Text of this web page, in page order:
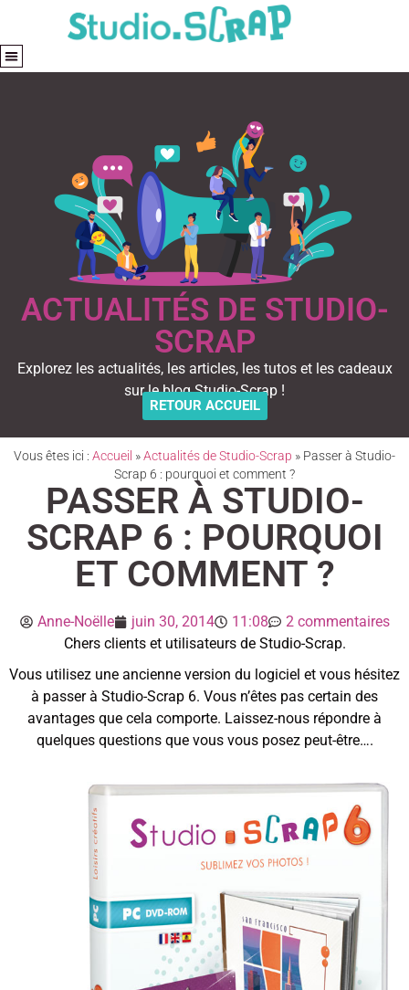
ACTUALITÉS DE STUDIO-
SCRAP
Explorez les actualités, les articles, les tutos et les cadeaux
sur le blog Studio-Scrap !
RETOUR ACCUEIL
Vous êtes ici : Accueil »Actualités de Studio-Scrap » Passer à Studio-
Scrap 6 : pourquoi et comment ?
PASSER À STUDIO-
SCRAP 6 : POURQUOI
ET COMMENT ?
Anne-Noëlle juin 30, 2014 11:08
2 commentaires
Chers clients et utilisateurs de Studio-Scrap.
Vous utilisez une ancienne version du logiciel et vous hésitez
à passer à Studio-Scrap 6. Vous n’êtes pas certain des
avantages que cela comporte. Laissez-nous répondre à
quelques questions que vous vous posez peut-être….